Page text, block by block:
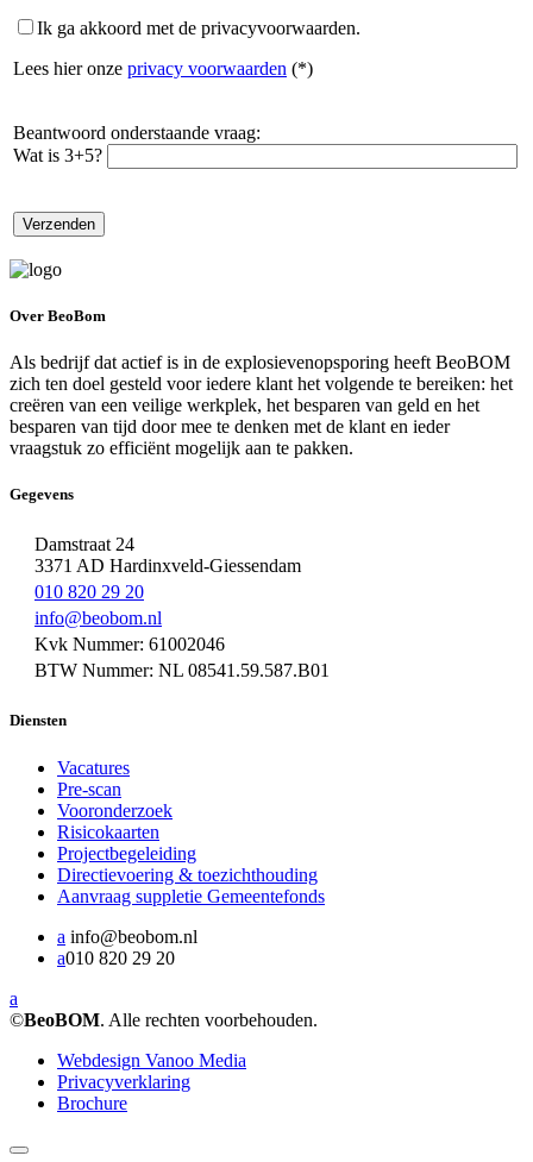
Ik ga akkoord met de privacyvoorwaarden.
Lees hier onze privacy voorwaarden (*)
Beantwoord onderstaande vraag:
Wat is 3+5?
Over BeoBom
Als bedrijf dat actief is in de explosievenopsporing heeft BeoBOM
zich ten doel gesteld voor iedere klant het volgende te bereiken: het
creëren van een veilige werkplek, het besparen van geld en het
besparen van tijd door mee te denken met de klant en ieder
vraagstuk zo efficiënt mogelijk aan te pakken.
Gegevens
Damstraat 24
3371 AD Hardinxveld-Giessendam
010 820 29 20
info@beobom.nl
Kvk Nummer: 61002046
BTW Nummer: NL 08541.59.587.B01
Diensten
Vacatures
Pre-scan
Vooronderzoek
Risicokaarten
Projectbegeleiding
Directievoering & toezichthouding
Aanvraag suppletie Gemeentefonds
a info@beobom.nl
a010 820 29 20
a
©BeoBOM. Alle rechten voorbehouden.
Webdesign Vanoo Media
Privacyverklaring
Brochure